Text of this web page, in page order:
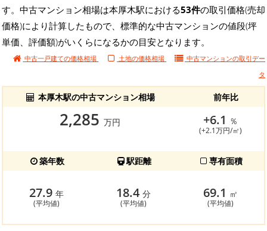
す。中古マンション相場は本厚木駅における53件の取引価格(売却
価格)により計算したもので、標準的な中古マンションの値段(坪
単価、評価額)がいくらになるかの目安となります。
中古一戸建ての価格相場 土地の価格相場 中古マンションの取引デー
タ
本厚木駅の中古マンション相場 前年比
2,285 万円 +6.1 ％
(+2.1万円/㎡)
築年数 駅距離 専有面積
27.9 年
(平均値)
18.4 分
(平均値)
69.1 ㎡
(平均値)